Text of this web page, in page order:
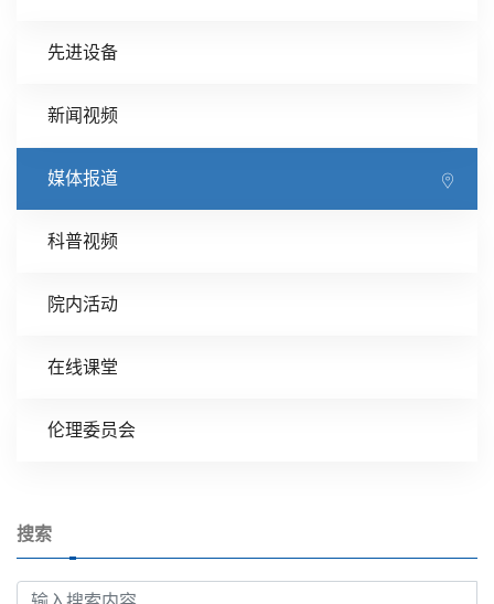
先进设备
新闻视频
媒体报道
科普视频
院内活动
在线课堂
伦理委员会
搜索